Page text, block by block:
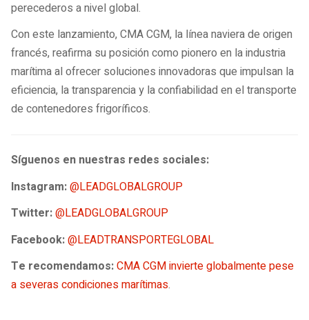
perecederos a nivel global.
Con este lanzamiento, CMA CGM, la línea naviera de origen
francés, reafirma su posición como pionero en la industria
marítima al ofrecer soluciones innovadoras que impulsan la
eficiencia, la transparencia y la confiabilidad en el transporte
de contenedores frigoríficos.
Síguenos en nuestras redes sociales:
Instagram:@LEADGLOBALGROUP
Twitter:@LEADGLOBALGROUP
Facebook:@LEADTRANSPORTEGLOBAL
Te recomendamos:CMA CGM invierte globalmente pese
a severas condiciones marítimas.